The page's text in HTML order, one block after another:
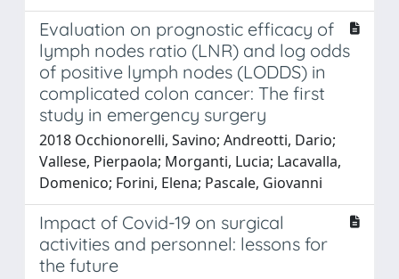
Evaluation on prognostic efficacy of
lymph nodes ratio (LNR) and log odds
of positive lymph nodes (LODDS) in
complicated colon cancer: The first
study in emergency surgery
2018 Occhionorelli, Savino; Andreotti, Dario;
Vallese, Pierpaola; Morganti, Lucia; Lacavalla,
Domenico; Forini, Elena; Pascale, Giovanni
Impact of Covid-19 on surgical
activities and personnel: lessons for
the future